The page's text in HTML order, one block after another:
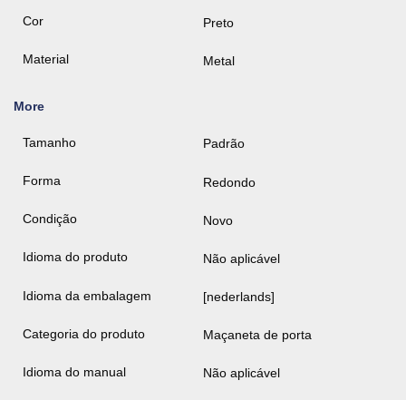
Cor Preto
Material Metal
More
Tamanho Padrão
Forma Redondo
Condição Novo
Idioma do produto Não aplicável
Idioma da embalagem [nederlands]
Categoria do produto Maçaneta de porta
Idioma do manual Não aplicável